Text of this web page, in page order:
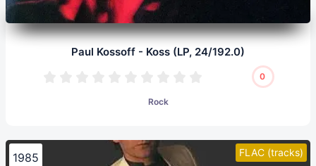
Paul Kossoff - Koss (LP, 24/192.0)
0
Rock
FLAC (tracks)
1985